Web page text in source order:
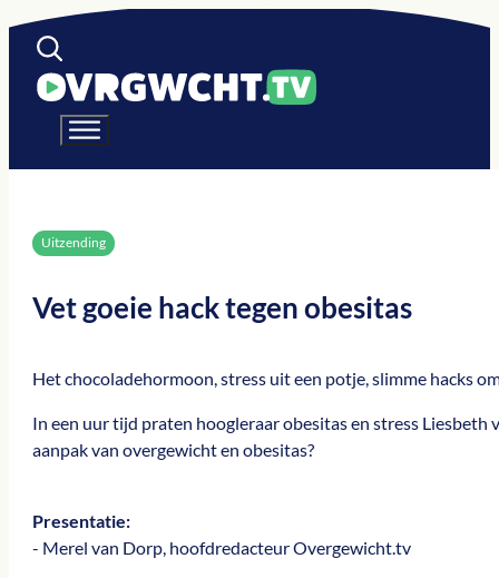
Uitzending
Vet goeie hack tegen obesitas
Het chocoladehormoon, stress uit een potje, slimme hacks
In een uur tijd praten hoogleraar obesitas en stress
aanpak van overgewicht en obesitas?
Presentatie:
- Merel van Dorp, hoofdredacteur Overgewicht.tv